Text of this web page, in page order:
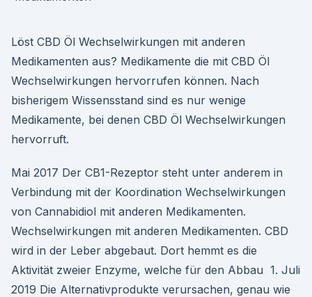
Löst CBD Öl Wechselwirkungen mit anderen
Medikamenten aus? Medikamente die mit CBD Öl
Wechselwirkungen hervorrufen können. Nach
bisherigem Wissensstand sind es nur wenige
Medikamente, bei denen CBD Öl Wechselwirkungen
hervorruft.
Mai 2017 Der CB1-Rezeptor steht unter anderem in
Verbindung mit der Koordination Wechselwirkungen
von Cannabidiol mit anderen Medikamenten.
Wechselwirkungen mit anderen Medikamenten. CBD
wird in der Leber abgebaut. Dort hemmt es die
Aktivität zweier Enzyme, welche für den Abbau 1. Juli
2019 Die Alternativprodukte verursachen, genau wie